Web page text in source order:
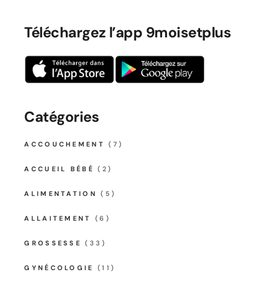
Téléchargez l’app 9moisetplus
Catégories
ACCOUCHEMENT (7)
ACCUEIL BÉBÉ (2)
ALIMENTATION (5)
ALLAITEMENT (6)
GROSSESSE (33)
GYNÉCOLOGIE (11)